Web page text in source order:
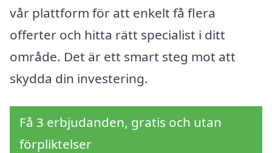
vår plattform för att enkelt få flera
offerter och hitta rätt specialist i ditt
område. Det är ett smart steg mot att
skydda din investering.
Få 3 erbjudanden, gratis och utan
förpliktelser